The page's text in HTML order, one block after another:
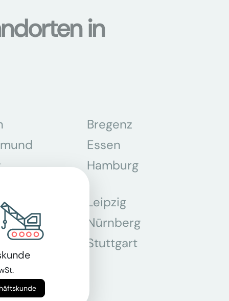
in
Bregenz
Essen
Hamburg
Leipzig
Nürnberg
Stuttgart